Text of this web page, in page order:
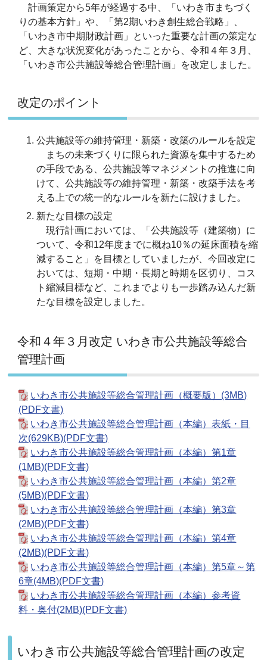
計画策定から5年が経過する中、「いわき市まちづく
りの基本方針」や、「第2期いわき創生総合戦略」、
「いわき市中期財政計画」といった重要な計画の策定な
ど、大きな状況変化があったことから、令和４年３月、
「いわき市公共施設等総合管理計画」を改定しました。
改定のポイント
公共施設等の維持管理・新築・改築のルールを設定
まちの未来づくりに限られた資源を集中するため
の手段である、公共施設等マネジメントの推進に向
けて、公共施設等の維持管理・新築・改築手法を考
える上での統一的なルールを新たに設けました。
新たな目標の設定
現行計画においては、「公共施設等（建築物）に
ついて、令和12年度までに概ね10％の延床面積を縮
減すること」を目標としていましたが、今回改定に
おいては、短期・中期・長期と時期を区切り、コス
ト縮減目標など、これまでよりも一歩踏み込んだ新
たな目標を設定しました。
令和４年３月改定 いわき市公共施設等総合
管理計画
いわき市公共施設等総合管理計画（概要版）(3MB)
(PDF文書)
いわき市公共施設等総合管理計画（本編）表紙・目
次(629KB)(PDF文書)
いわき市公共施設等総合管理計画（本編）第1章
(1MB)(PDF文書)
いわき市公共施設等総合管理計画（本編）第2章
(5MB)(PDF文書)
いわき市公共施設等総合管理計画（本編）第3章
(2MB)(PDF文書)
いわき市公共施設等総合管理計画（本編）第4章
(2MB)(PDF文書)
いわき市公共施設等総合管理計画（本編）第5章～第
6章(4MB)(PDF文書)
いわき市公共施設等総合管理計画（本編）参考資
料・奥付(2MB)(PDF文書)
いわき市公共施設等総合管理計画の改定